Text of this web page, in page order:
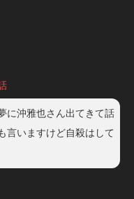
に沖雅也さん出てきて話
言いますけど自殺はして